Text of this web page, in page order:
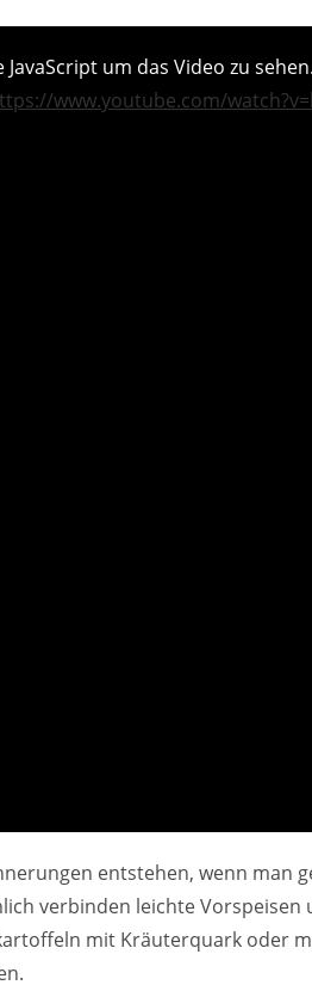
JavaScript um das Video zu sehen.
www.youtube.com/
entstehen, wenn man
verbinden leichte
mit Kräuterquark oder